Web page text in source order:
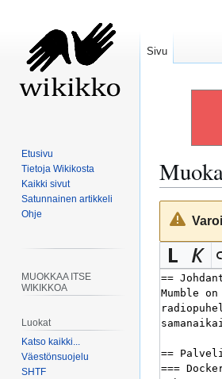
Siirry
navigaatioon
Siirry
hakuun
Sivu
Etusivu
Tietoja Wikikosta
Kaikki sivut
Satunnainen artikkeli
Ohje
MUOKKAA ITSE
WIKIKKOA
Luokat
Katso kaikki...
Väestönsuojelu
SHTF